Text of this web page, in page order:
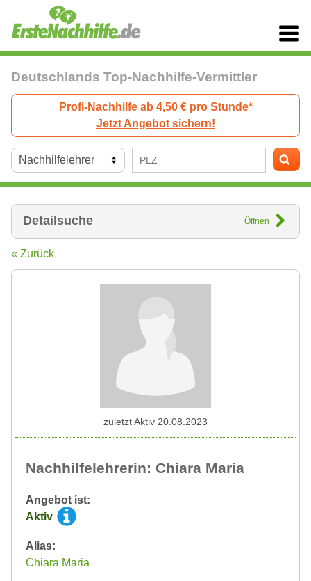
Deutschlands Top-Nachhilfe-Vermittler
Profi-Nachhilfe ab 4,50 € pro Stunde*
Jetzt Angebot sichern!
Detailsuche Öffnen
« Zurück
Nachhilfelehrerin: Chiara Maria
Angebot ist:
Aktiv
Alias:
Chiara Maria
zuletzt Aktiv 20.08.2023